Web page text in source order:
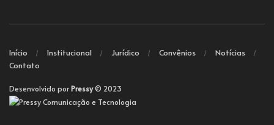
Início Institucional Jurídico Convênios
Notícias
Contato
Desenvolvido porPressy© 2023